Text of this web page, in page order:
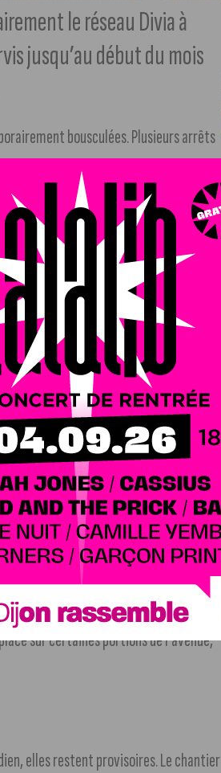
le réseau Divia à
jusqu’au début du mois
bousculées. Plusieurs arrêts
en cours dans la commune.
mené par Dijon Métropole. Lancés fin
est multiple : moderniser la voirie,
et limiter l’imperméabilisation des
fonctionnel pour les habitants.
le réseau de bus. Certaines lignes
déplacés.
reportés à « Curie »
»
sur certaines portions de l’avenue,
elles restent provisoires. Le chantier